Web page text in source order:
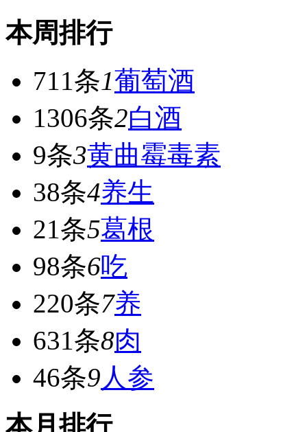
本周排行
711条1葡萄酒
1306条2白酒
9条3黄曲霉毒素
38条4养生
21条5葛根
98条6吃
220条7养
631条8肉
46条9 人参
本月排行